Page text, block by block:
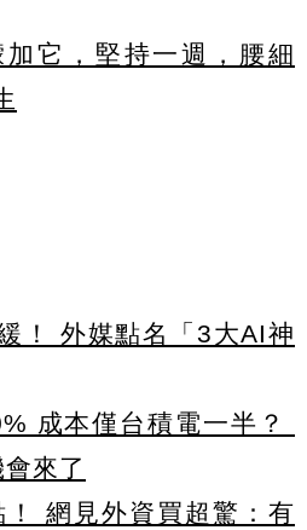
它，堅持一週，腰細
！ 外媒點名「3大AI神
成本僅台積電一半？
來了
網見外資買超驚：有